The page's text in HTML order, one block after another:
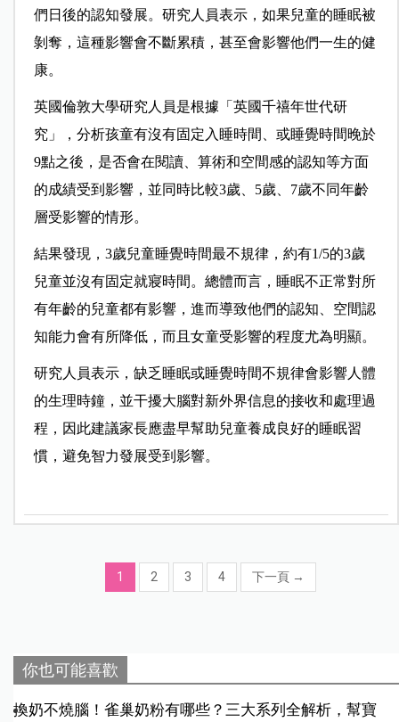
們日後的認知發展。研究人員表示，如果兒童的睡眠被
剝奪，這種影響會不斷累積，甚至會影響他們一生的健
康。
英國倫敦大學研究人員是根據「英國千禧年世代研
究」，分析孩童有沒有固定入睡時間、或睡覺時間晚於
9點之後，是否會在閱讀、算術和空間感的認知等方面
的成績受到影響，並同時比較3歲、5歲、7歲不同年齡
層受影響的情形。
結果發現，3歲兒童睡覺時間最不規律，約有1/5的3歲
兒童並沒有固定就寢時間。總體而言，睡眠不正常對所
有年齡的兒童都有影響，進而導致他們的認知、空間認
知能力會有所降低，而且女童受影響的程度尤為明顯。
研究人員表示，缺乏睡眠或睡覺時間不規律會影響人體
的生理時鐘，並干擾大腦對新外界信息的接收和處理過
程，因此建議家長應盡早幫助兒童養成良好的睡眠習
慣，避免智力發展受到影響。
1 2 3 4 下一頁 →
你也可能喜歡
換奶不燒腦！雀巢奶粉有哪些？三大系列全解析，幫寶